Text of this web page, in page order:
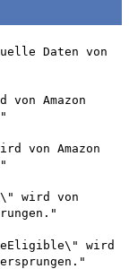
Daten von
Amazon
von Amazon
wird von
wird